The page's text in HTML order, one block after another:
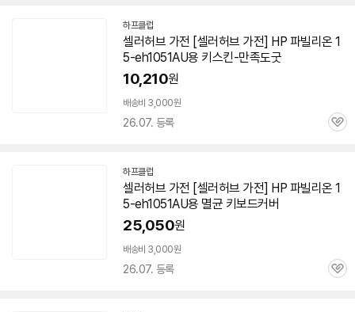
하프클럽
셀러허브 가전 [셀러허브 가전] HP 파빌리온 1
5-eh1051AU용 키스킨-만족도굿
10,210원
배송비 3,000원
26.07. 등록
관
하프클럽
셀러허브 가전 [셀러허브 가전] HP 파빌리온 1
5-eh1051AU용 멸균 키보드커버
25,050원
배송비 3,000원
26.07. 등록
관